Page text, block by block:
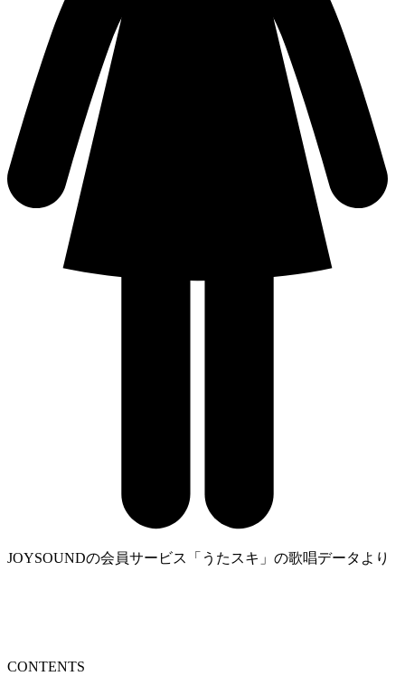
JOYSOUNDの会員サービス「うたスキ」の歌唱データより
CONTENTS